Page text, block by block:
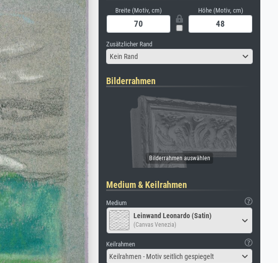
Breite (Motiv, cm) Höhe (Motiv, cm)
Zusätzlicher Rand
Kein Rand
Bilderrahmen
Medium & Keilrahmen
Medium
Leinwand Leonardo (Satin)
(Canvas Venezia)
Keilrahmen
Keilrahmen - Motiv seitlich gespiegelt